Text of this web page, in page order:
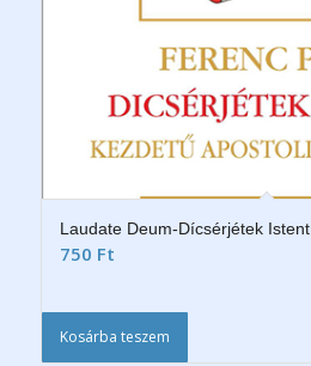
Laudate Deum-Dícsérjétek Istent
750 Ft
Kosárba teszem